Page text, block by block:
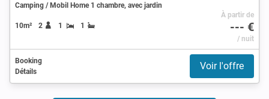
Camping / Mobil Home 1 chambre, avec jardin
10m² 2 1 1
À partir de
--- €
/ nuit
Booking
Détails
Voir l'offre